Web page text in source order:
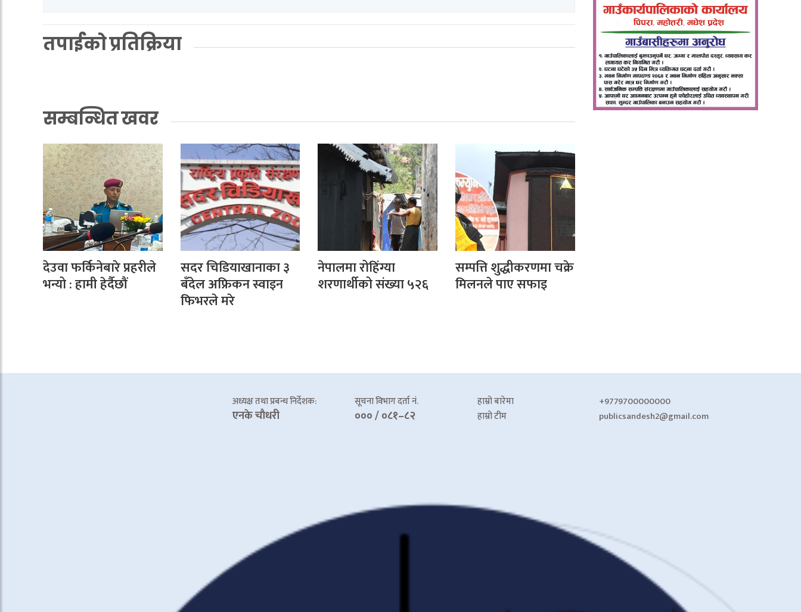
तपाईको प्रतिक्रिया
सम्बन्धित खवर
देउवा फर्किनेबारे प्रहरीले
भन्यो : हामी हेर्दैछौं
सदर चिडियाखानाका ३
बँदेल अफ्रिकन स्वाइन
फिभरले मरे
नेपालमा रोहिंग्या
शरणार्थीको संख्या ५२६
सम्पत्ति शुद्धीकरणमा चक्रे
मिलनले पाए सफाइ
अध्यक्ष तथा प्रबन्ध निर्देशक:
एनके चाैधरी
सूचना विभाग दर्ता नं.
००० / ०८१–८२
हाम्रो बारेमा
हाम्रो टीम
+9779700000000
publicsandesh2@gmail.com